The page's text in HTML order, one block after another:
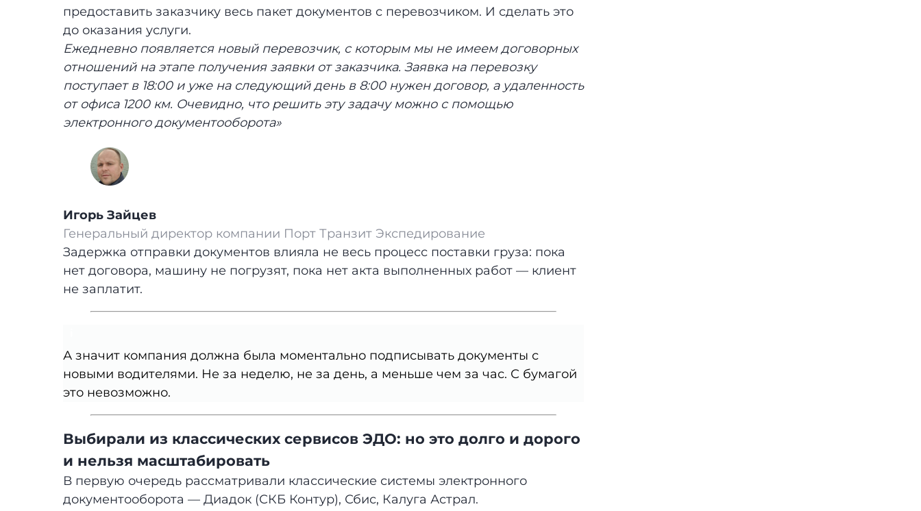
предоставить заказчику весь пакет документов с перевозчиком. И сделать это
до оказания услуги.
Ежедневно появляется новый перевозчик, с которым мы не имеем договорных
отношений на этапе получения заявки от заказчика. Заявка на перевозку
поступает в 18:00 и уже на следующий день в 8:00 нужен договор, а удаленность
от офиса 1200 км. Очевидно, что решить эту задачу можно с помощью
электронного документооборота»
Игорь Зайцев
Генеральный директор компании Порт Транзит Экспедирование
Задержка отправки документов влияла не весь процесс поставки груза: пока
нет договора, машину не погрузят, пока нет акта выполненных работ — клиент
не заплатит.
А значит компания должна была моментально подписывать документы с
новыми водителями. Не за неделю, не за день, а меньше чем за час. С бумагой
это невозможно.
Выбирали из классических сервисов ЭДО: но это долго и дорого
и нельзя масштабировать
В первую очередь рассматривали классические системы электронного
документооборота — Диадок (СКБ Контур), Сбис, Калуга Астрал.